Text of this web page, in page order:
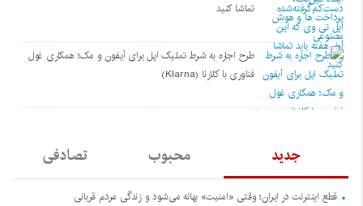
تماشا کنید
طرح اجاره به شرط تملیک اپل برای آیفون و مک؛ همکاری غول
فناوری با کلارنا (Klarna)
جدید محبوب تصادفی
قطع اینترنت در ایران؛ وقتی «امنیت» بهانه می‌شود و زندگی مردم قربانی